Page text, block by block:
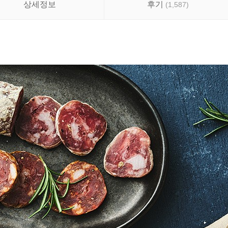
상세정보 후기 (1,587)